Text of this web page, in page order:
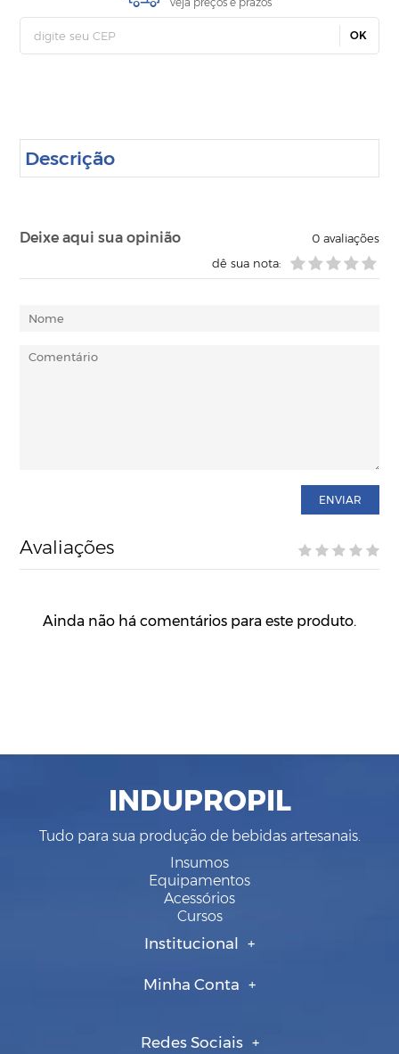
OK
Descrição
Deixe aqui sua opinião 0avaliações
dê sua nota:
ENVIAR
Avaliações
Ainda não há comentários para este produto.
INDUPROPIL
Tudo para sua produção de bebidas artesanais.
Insumos
Equipamentos
Acessórios
Cursos
Institucional
Minha Conta
Redes Sociais